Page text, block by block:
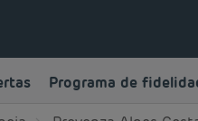
Programa de